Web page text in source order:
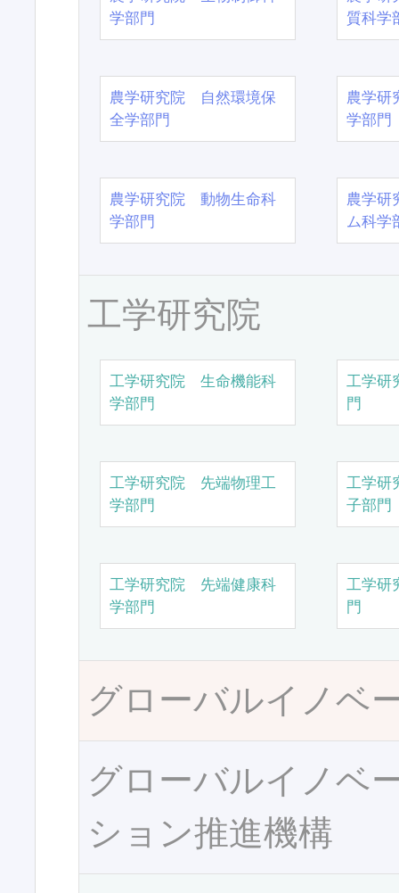
学部門
質科学
農学研究院 自然環境保
全学部門
農学
学部門
農学研究院 動物生命科
学部門
農学
ム科学
工学研究院
工学研究院 生命機能科
学部門
工学研
門
工学研究院 先端物理工
学部門
工学研
子部門
工学研究院 先端健康科
学部門
工学研
門
グローバルイノベ
グローバルイノベ
ション推進機構